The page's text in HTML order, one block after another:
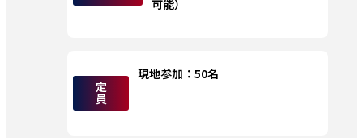
可能）
定
員
現地参加：50名